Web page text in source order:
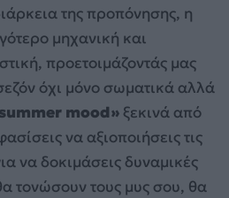
της προπόνησης, η
μηχανική και
προετοιμάζοντάς μας
όχι μόνο σωματικά αλλά
mood» ξεκινά από
να αξιοποιήσεις τις
να δοκιμάσεις δυναμικές
τονώσουν τους μυς σου, θα